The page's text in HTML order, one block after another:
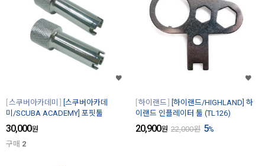
스쿠버아카데미
[스쿠버아카데
미/SCUBA ACADEMY] 포핏툴
30,000원
구매 2
하이랜드
[하이랜드/HIGHLAND] 하
이랜드 인플레이터 툴 (TL126)
20,900원 22,000원 5%